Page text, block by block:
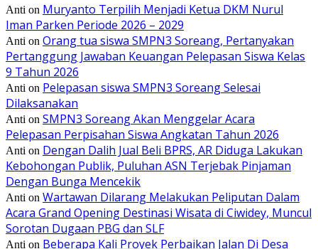
Anti on Muryanto Terpilih Menjadi Ketua DKM Nurul
Iman Parken Periode 2026 – 2029
Anti on Orang tua siswa SMPN3 Soreang, Pertanyakan
Pertanggung Jawaban Keuangan Pelepasan Siswa Kelas
9 Tahun 2026
Anti on Pelepasan siswa SMPN3 Soreang Selesai
Dilaksanakan
Anti on SMPN3 Soreang Akan Menggelar Acara
Pelepasan Perpisahan Siswa Angkatan Tahun 2026
Anti on Dengan Dalih Jual Beli BPRS, AR Diduga Lakukan
Kebohongan Publik, Puluhan ASN Terjebak Pinjaman
Dengan Bunga Mencekik
Anti on Wartawan Dilarang Melakukan Peliputan Dalam
Acara Grand Opening Destinasi Wisata di Ciwidey, Muncul
Sorotan Dugaan PBG dan SLF
Anti on Beberapa Kali Proyek Perbaikan Jalan Di Desa